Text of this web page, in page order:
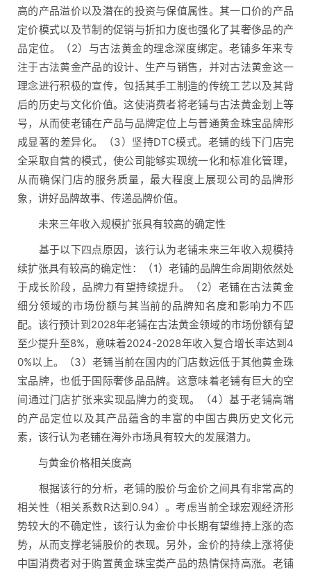
高的产品溢价以及潜在的投资与保值属性。其一口价的产品
定价模式以及节制的促销与折扣力度也强化了其奢侈品的产
品定位。（2）与古法黄金的理念深度绑定。老铺多年来专
注于古法黄金产品的设计、生产与销售，并对古法黄金这一
理念进行积极的宣传，包括其手工制造的传统工艺以及其背
后的历史与文化价值。这使消费者将老铺与古法黄金划上等
号，从而使老铺在产品与品牌定位上与普通黄金珠宝品牌形
成显著的差异化。（3）坚持DTC模式。老铺的线下门店完
全采取自营的模式，使公司能够实现统一化和标准化管理，
从而确保门店的服务质量，最大程度上展现公司的品牌形
象，讲好品牌故事、传递品牌价值。
未来三年收入规模扩张具有较高的确定性
基于以下四点原因，该行认为老铺未来三年收入规模持
续扩张具有较高的确定性：（1）老铺的品牌生命周期依然处
于成长阶段，品牌力有望持续提升。（2）老铺在古法黄金
细分领域的市场份额与其当前的品牌知名度和影响力不匹
配。该行预计到2028年老铺在古法黄金领域的市场份额有望
至少提升至8%，意味着2024-2028年收入复合增长率达到4
0%以上。（3）老铺当前在国内的门店数远低于其他黄金珠
宝品牌，也低于国际奢侈品品牌。这意味着老铺有巨大的空
间通过门店扩张来实现品牌力的变现。（4）基于老铺高端
的产品定位以及其产品蕴含的丰富的中国古典历史文化元
素，该行认为老铺在海外市场具有较大的发展潜力。
与黄金价格相关度高
根据该行的分析，老铺的股价与金价之间具有非常高的
相关性（相关系数R达到0.94）。考虑当前全球宏观经济形
势较大的不确定性，该行认为金价中长期有望维持上涨的态
势，从而支撑老铺股价的表现。另外，金价的持续上涨将使
中国消费者对于购置黄金珠宝类产品的热情保持高涨。老铺